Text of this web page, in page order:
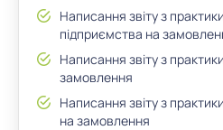
Написання звіту з
підприємства на
Написання звіту з
замовлення
Написання звіту з
на замовлення